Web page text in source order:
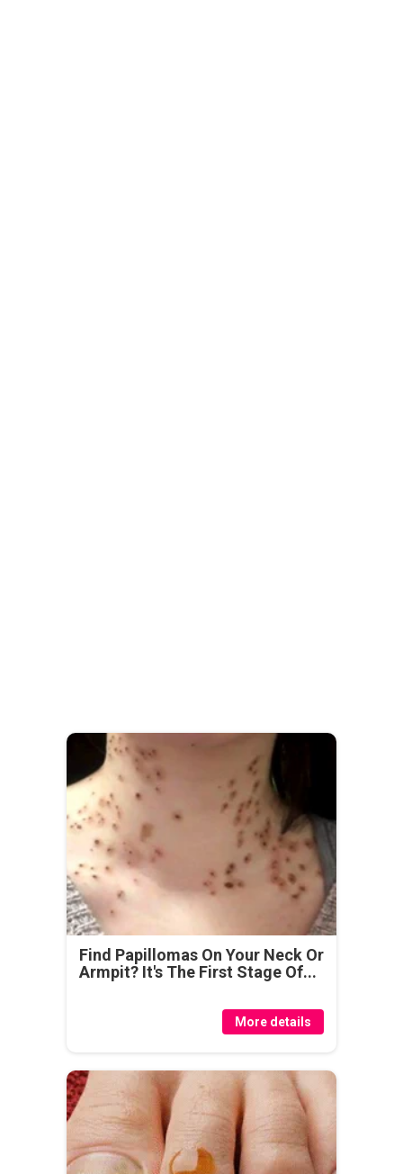
Find Papillomas On Your Neck Or
Armpit? It's The First Stage Of...
More details